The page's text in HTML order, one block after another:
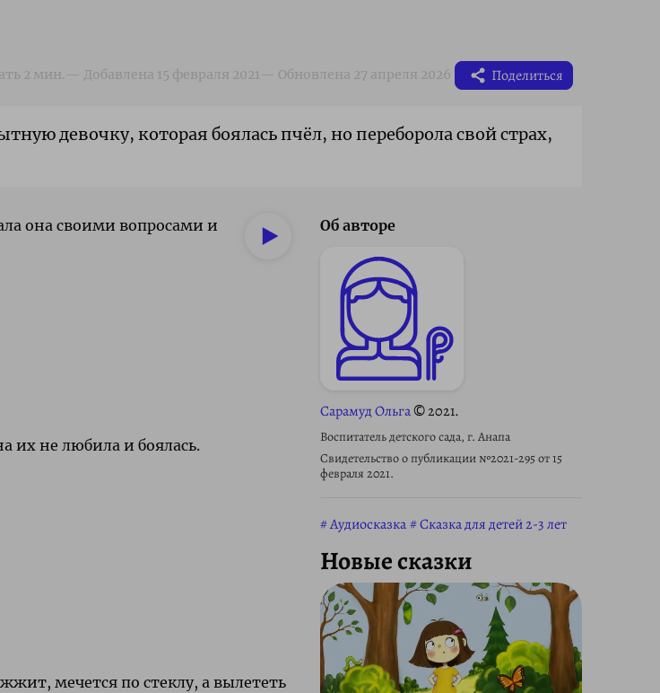
Поделиться
девочку, которая боялась пчёл, но переборола свой страх,
она своими вопросами и
их не любила и боялась.
мечется по стеклу, а вылететь
Об авторе
Сарамуд Ольга© 2021.
Воспитатель детского сада, г. Анапа
Свидетельство о публикации №2021-295 от 15
февраля 2021.
Аудиосказка Сказка для детей 2-3 лет
Новые сказки